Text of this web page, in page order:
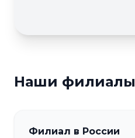
Наши филиалы
Филиал в России